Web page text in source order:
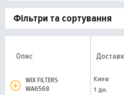
Фільтри та сортування
Опис
WIX FILTERS
WA6568
Киев
1 дн.